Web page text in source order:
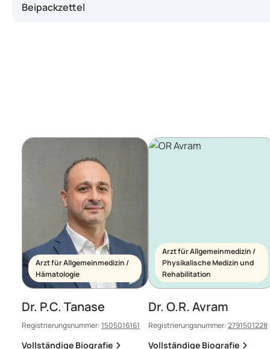
Beipackzettel
Arzt für Allgemeinmedizin /
Hämatologie
Dr. P.C. Tanase
Registrierungsnummer:1505016161
Vollständige Biografie
Arzt für Allgemeinmedizin /
Physikalische Medizin und
Rehabilitation
Dr. O.R. Avram
Registrierungsnummer:2791501228
Vollständige Biografie